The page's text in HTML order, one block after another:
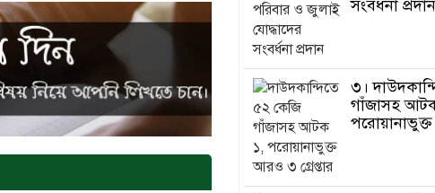
সংবর্ধনা প্রদান
৩।
গাঁজাসহ